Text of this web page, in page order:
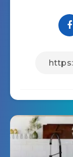
– Hãy sẵn
năng thành